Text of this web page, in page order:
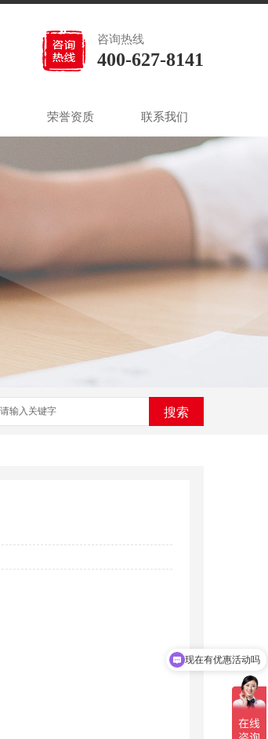
咨询热线
400-627-8141
荣誉资质 联系我们
搜索
现在有优惠活动吗